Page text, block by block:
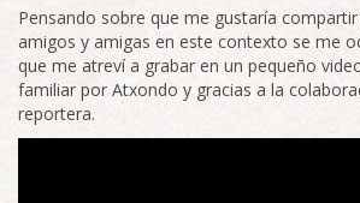
Pensando sobre que me gustaría
amigos y amigas en este contexto se me
que me atreví a grabar en un pequeño
familiar por Atxondo y gracias a la
reportera.